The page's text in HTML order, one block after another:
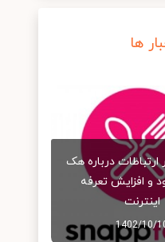
ها
درباره هک
و افزایش تعرفه
اینترنت
1402/10/